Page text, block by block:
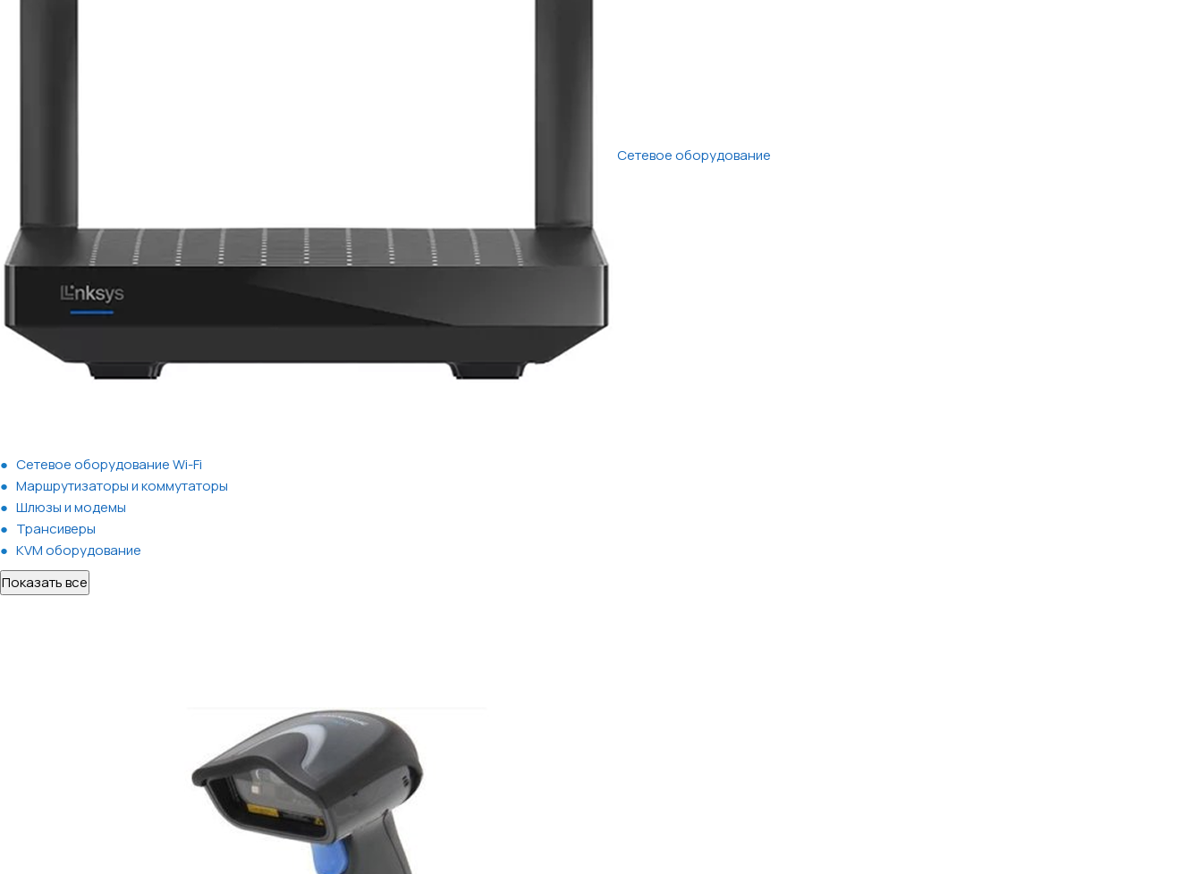
Сетевое оборудование
Сетевое оборудование Wi-Fi
Маршрутизаторы и коммутаторы
Шлюзы и модемы
Трансиверы
KVM оборудование
Показать все